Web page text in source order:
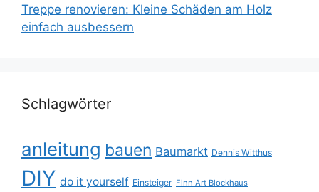
Treppe renovieren: Kleine Schäden am Holz
einfach ausbessern
Schlagwörter
anleitung bauen Baumarkt Dennis Witthus
DIY do it yourself Einsteiger Finn Art Blockhaus